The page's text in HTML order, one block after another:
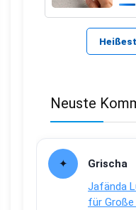
Neuste
Grischa
Jafända
für Große